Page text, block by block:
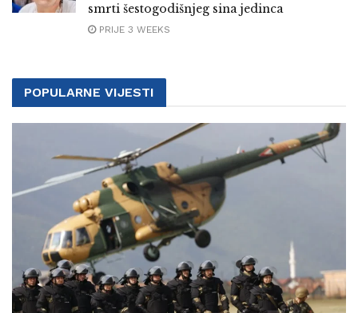
smrti šestogodišnjeg sina jedinca
PRIJE 3 WEEKS
POPULARNE VIJESTI